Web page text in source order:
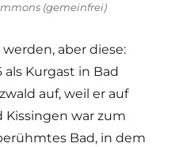
(gemeinfrei)
aber diese:
als Kurgast in Bad
auf, weil er auf
Kissingen war zum
Bad, in dem